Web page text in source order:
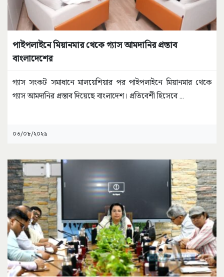
পাইপলাইনে মিয়ানমার থেকে গ্যাস আমদানির প্রস্তাব
বাংলাদেশের
গ্যাস সংকট সমাধানে মালয়েশিয়ার পর পাইপলাইনে মিয়ানমার থেকে
গ্যাস আমদানির প্রস্তাব দিয়েছে বাংলাদেশ। প্রতিবেশী হিসেবে ...
০৩/০৮/২০২৬